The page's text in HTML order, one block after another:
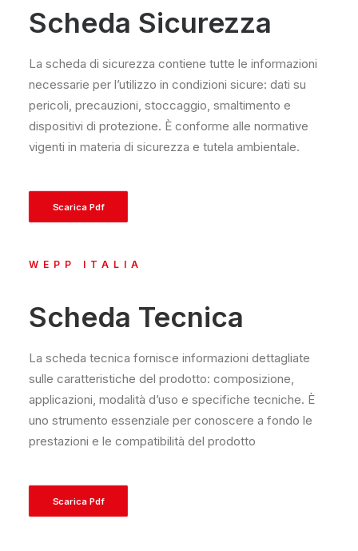
WEPP ITALIA
Scheda Tecnica
La scheda tecnica fornisce informazioni dettagliate
sulle caratteristiche del prodotto: composizione,
applicazioni, modalità d’uso e specifiche tecniche. È
uno strumento essenziale per conoscere a fondo le
prestazioni e le compatibilità del prodotto
Scarica Pdf
Scheda Sicurezza
La scheda di sicurezza contiene tutte le informazioni
necessarie per l’utilizzo in condizioni sicure: dati su
pericoli, precauzioni, stoccaggio, smaltimento e
dispositivi di protezione. È conforme alle normative
vigenti in materia di sicurezza e tutela ambientale.
Scarica Pdf